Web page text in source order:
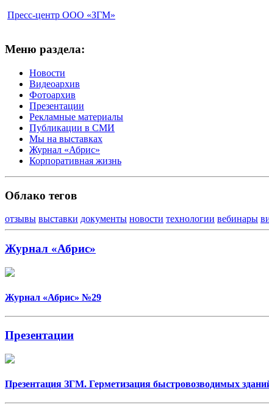
Пресс-центр ООО «ЗГМ»
Меню раздела:
Новости
Видеоархив
Фотоархив
Презентации
Рекламные материалы
Публикации в СМИ
Мы на выставках
Журнал «Абрис»
Корпоративная жизнь
Облако тегов
отзывы выставки документы новости технологии вебинары
Журнал «Абрис»
Журнал «Абрис» №29
Презентации
Презентация ЗГМ. Герметизация быстровозводимых